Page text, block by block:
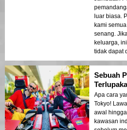
luar biasa.
kami
senang.
keluarga,
tidak dapat
Sebuah
Apa cara
Tokyo!
awal
kawasan